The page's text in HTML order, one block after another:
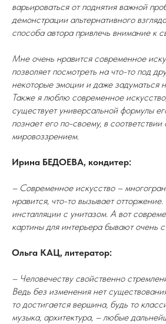
варьироваться от поднятия важной
демонстрации альтернативного
способа автора привлечь внимание к
Мне очень нравится современное
позволяет посмотреть на что-то под
некоторые эмоции и даже задуматься
Также я люблю современное
существует универсальной формулы
познает его по-своему, в
мировоззрением.
Ирина БЕДОЕВА, кондитер:
– Современное искусство –
нравится, что-то вызывает
инсталляции с унитазом. А вот
картины для интерьера бывают очень
Ольга КАЦ, литератор:
– Человечеству свойственно
Ведь без изменения нет
то достигается вершина, будь то
музыка, архитектура, – любые